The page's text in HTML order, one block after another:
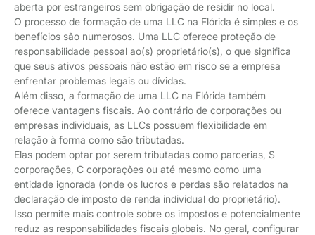
aberta por estrangeiros sem obrigação de residir no local.
O processo de formação de uma LLC na Flórida é simples e os
benefícios são numerosos. Uma LLC oferece proteção de
responsabilidade pessoal ao(s) proprietário(s), o que significa
que seus ativos pessoais não estão em risco se a empresa
enfrentar problemas legais ou dívidas.
Além disso, a formação de uma LLC na Flórida também
oferece vantagens fiscais. Ao contrário de corporações ou
empresas individuais, as LLCs possuem flexibilidade em
relação à forma como são tributadas.
Elas podem optar por serem tributadas como parcerias, S
corporações, C corporações ou até mesmo como uma
entidade ignorada (onde os lucros e perdas são relatados na
declaração de imposto de renda individual do proprietário).
Isso permite mais controle sobre os impostos e potencialmente
reduz as responsabilidades fiscais globais. No geral, configurar